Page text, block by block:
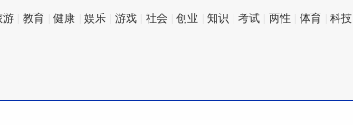
游 教育 健康 娱乐 游戏 社会 创业 知识 考试 两性 体育 科技